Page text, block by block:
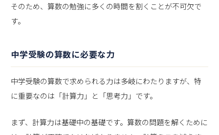
そのため、算数の勉強に多くの時間を割くことが不可欠で
す。
中学受験の算数に必要な力
中学受験の算数で求められる力は多岐にわたりますが、特
に重要なのは「計算力」と「思考力」です。
まず、計算力は基礎中の基礎です。算数の問題を解くために